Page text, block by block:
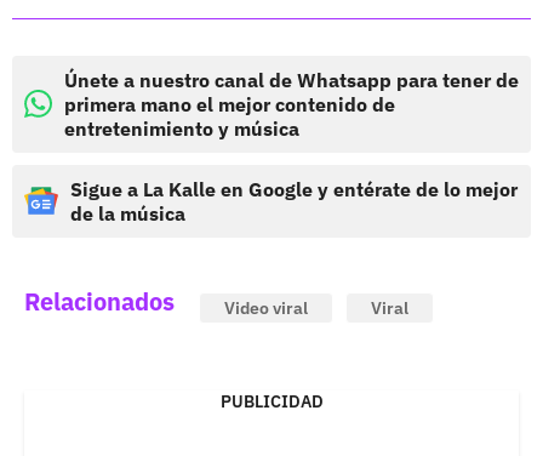
Únete a nuestro canal de Whatsapp para tener de
primera mano el mejor contenido de
entretenimiento y música
Sigue a La Kalle en Google y entérate de lo mejor
de la música
Relacionados Video viral Viral
PUBLICIDAD